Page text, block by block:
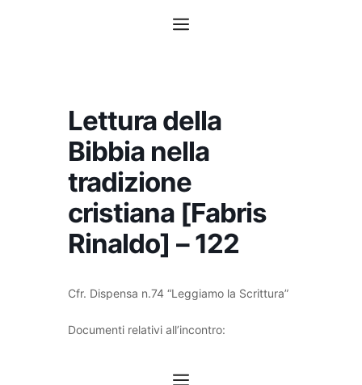
Menu
Lettura della
Bibbia nella
tradizione
cristiana [Fabris
Rinaldo] – 122
Cfr. Dispensa n.74 “Leggiamo la Scrittura”
Documenti relativi all’incontro: